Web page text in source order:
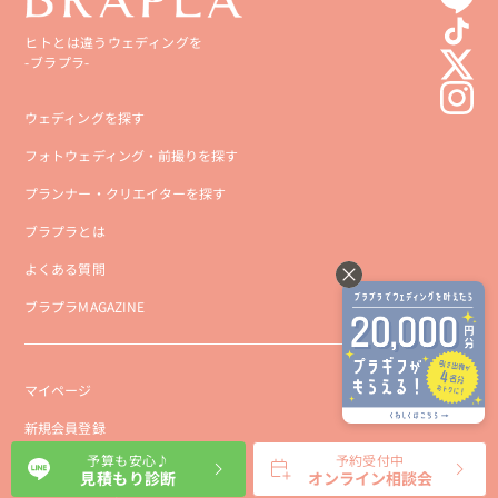
ヒトとは違うウェディングを
-ブラプラ-
ウェディングを探す
フォトウェディング・前撮りを探す
プランナー・クリエイターを探す
ブラプラとは
よくある質問
ブラプラMAGAZINE
マイページ
新規会員登録
会社概要
予算も安心♪
見積もり診断
予約受付中
オンライン相談会